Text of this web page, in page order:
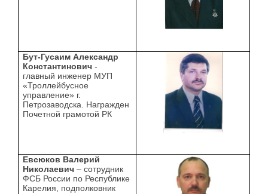
Бут-Гусаим Александр
Константинович -
главный инженер МУП
«Троллейбусное
управление» г.
Петрозаводска. Награжден
Почетной грамотой РК
Евсюков Валерий
Николаевич– сотрудник
ФСБ России по Республике
Карелия, подполковник